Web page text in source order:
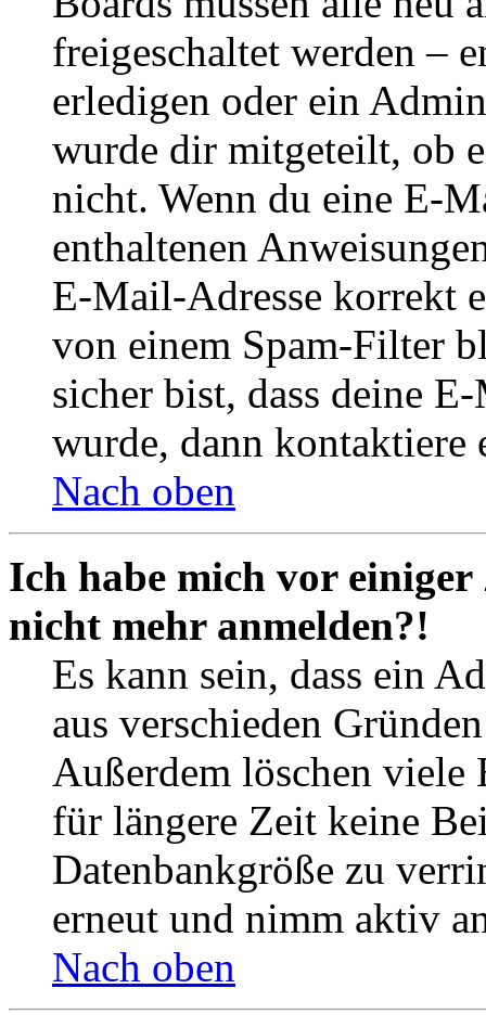
freigeschaltet werden –
erledigen oder ein
wurde dir mitgeteilt, ob
nicht. Wenn du eine E-
enthaltenen
E-Mail-Adresse korrekt
von einem Spam-Filter
sicher bist, dass deine
wurde, dann kontaktiere
Nach oben
Ich habe mich vor
nicht mehr anmelden?!
Es kann sein, dass ein
aus verschieden
Außerdem löschen viele
für längere Zeit keine
Datenbankgröße zu
erneut und nimm aktiv
Nach oben